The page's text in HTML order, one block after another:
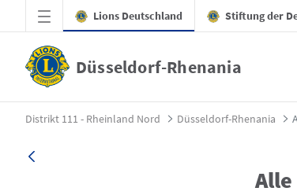
Zum Hauptinhalt springen
Lions Deutschland Stiftung der
Düsseldorf-Rhenania
Alle Jahre wieder - Düsseldorf-
Distrikt 111 - Rheinland Nord Düsseldorf-Rhenania